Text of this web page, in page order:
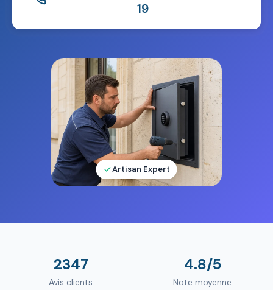
19
Artisan Expert
2347
Avis clients
4.8/5
Note moyenne